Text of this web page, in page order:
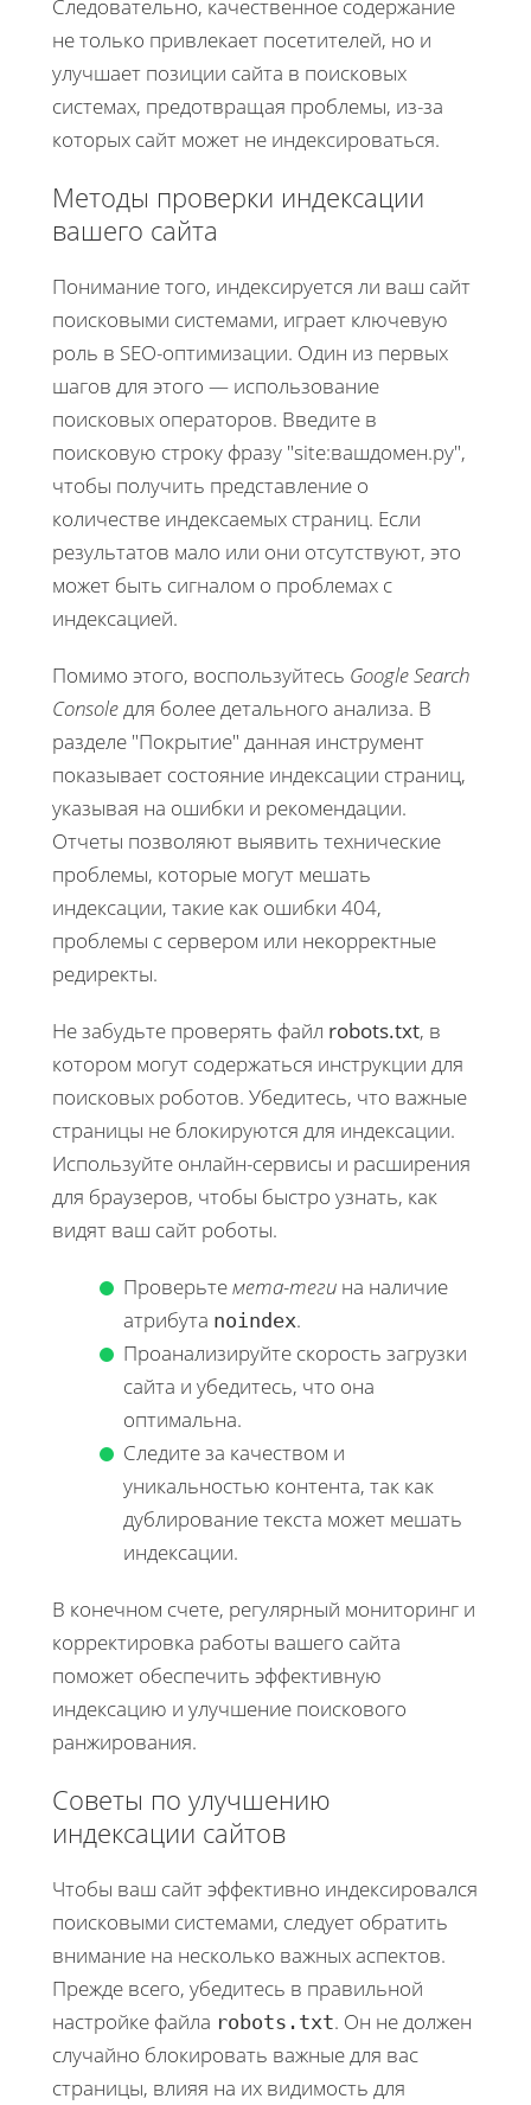
Следовательно, качественное содержание
не только привлекает посетителей, но и
улучшает позиции сайта в поисковых
системах, предотвращая проблемы, из-за
которых сайт может не индексироваться.
Методы проверки индексации
вашего сайта
Понимание того, индексируется ли ваш сайт
поисковыми системами, играет ключевую
роль в SEO-оптимизации. Один из первых
шагов для этого — использование
поисковых операторов. Введите в
поисковую строку фразу "site:вашдомен.ру",
чтобы получить представление о
количестве индексаемых страниц. Если
результатов мало или они отсутствуют, это
может быть сигналом о проблемах с
индексацией.
Помимо этого, воспользуйтесь Google Search
Consoleдля более детального анализа. В
разделе "Покрытие" данная инструмент
показывает состояние индексации страниц,
указывая на ошибки и рекомендации.
Отчеты позволяют выявить технические
проблемы, которые могут мешать
индексации, такие как ошибки 404,
проблемы с сервером или некорректные
редиректы.
Не забудьте проверять файл robots.txt, в
котором могут содержаться инструкции для
поисковых роботов. Убедитесь, что важные
страницы не блокируются для индексации.
Используйте онлайн-сервисы и расширения
для браузеров, чтобы быстро узнать, как
видят ваш сайт роботы.
Проверьтемета-теги на наличие
атрибута noindex.
Проанализируйте скорость загрузки
сайта и убедитесь, что она
оптимальна.
Следите за качеством и
уникальностью контента, так как
дублирование текста может мешать
индексации.
В конечном счете, регулярный мониторинг и
корректировка работы вашего сайта
поможет обеспечить эффективную
индексацию и улучшение поискового
ранжирования.
Советы по улучшению
индексации сайтов
Чтобы ваш сайт эффективно индексировался
поисковыми системами, следует обратить
внимание на несколько важных аспектов.
Прежде всего, убедитесь в правильной
настройке файла robots.txt. Он не должен
случайно блокировать важные для вас
страницы, влияя на их видимость для